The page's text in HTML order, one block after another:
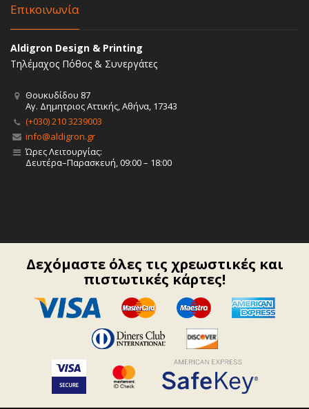
Επικοινωνία
Aldigron Design & Printing
Τηλέμαχος Πόθος & Συνεργάτες
Θουκυδίδου 87
Αγ. Δημητριος Αττικής, Αθήνα, 17343
(+030) 210 3239003
info@aldigron.gr
Ώρες Λειτουργίας:
Δευτέρα–Παρασκευή, 09:00 – 18:00
Δεχόμαστε όλες τις χρεωστικές και
πιστωτικές κάρτες!